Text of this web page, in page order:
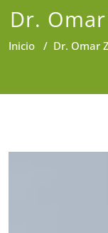
Dr.
Inicio / Dr. Omar